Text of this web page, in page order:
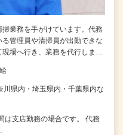
業務を手がけています。代務
管理員や清掃員が出勤できな
現場へ行き、業務を代行しま…
県内・埼玉県内・千葉県内な
支店勤務の場合です。 代務